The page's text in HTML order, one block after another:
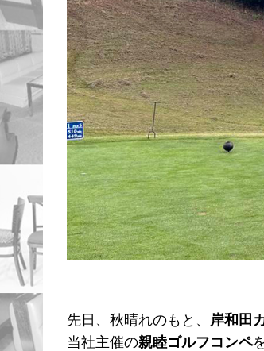
先日、秋晴れのもと、 岸和田
当社主催の親睦ゴルフコンペ